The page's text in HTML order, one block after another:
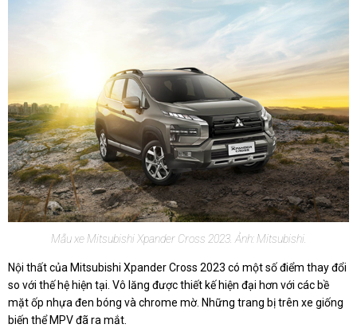
Mẫu xe Mitsubishi Xpander Cross 2023. Ảnh: Mitsubishi.
Nội thất của Mitsubishi Xpander Cross 2023 có một số điểm thay đổi
so với thế hệ hiện tại. Vô lăng được thiết kế hiện đại hơn với các bề
mặt ốp nhựa đen bóng và chrome mờ. Những trang bị trên xe giống
biến thể MPV đã ra mắt.